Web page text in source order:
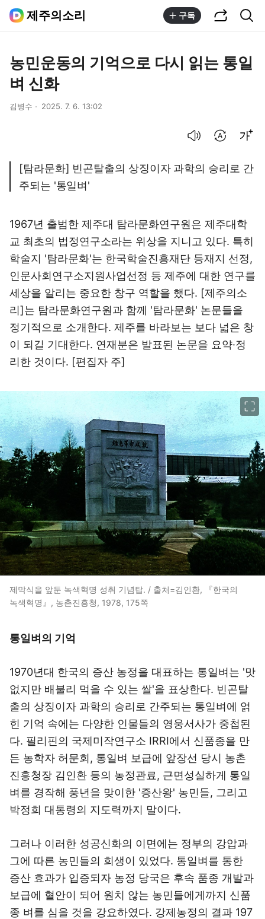
제주의소리 구독
농민운동의 기억으로 다시 읽는 통일
벼 신화
김병수 2025. 7. 6. 13:02
[탐라문화] 빈곤탈출의 상징이자 과학의 승리로 간
주되는 '통일벼'
1967년 출범한 제주대 탐라문화연구원은 제주대학
교 최초의 법정연구소라는 위상을 지니고 있다. 특히
학술지 '탐라문화'는 한국학술진흥재단 등재지 선정,
인문사회연구소지원사업선정 등 제주에 대한 연구를
세상을 알리는 중요한 창구 역할을 했다. [제주의소
리]는 탐라문화연구원과 함께 '탐라문화' 논문들을
정기적으로 소개한다. 제주를 바라보는 보다 넓은 창
이 되길 기대한다. 연재분은 발표된 논문을 요약·정
리한 것이다. [편집자 주]
제막식을 앞둔 녹색혁명 성취 기념탑. / 출처=김인환, 『한국의
녹색혁명』, 농촌진흥청, 1978, 175쪽
통일벼의 기억
1970년대 한국의 증산 농정을 대표하는 통일벼는 '맛
없지만 배불리 먹을 수 있는 쌀'을 표상한다. 빈곤탈
출의 상징이자 과학의 승리로 간주되는 통일벼에 얽
힌 기억 속에는 다양한 인물들의 영웅서사가 중첩된
다. 필리핀의 국제미작연구소 IRRI에서 신품종을 만
든 농학자 허문회, 통일벼 보급에 앞장선 당시 농촌
진흥청장 김인환 등의 농정관료, 근면성실하게 통일
벼를 경작해 풍년을 맞이한 '증산왕' 농민들, 그리고
박정희 대통령의 지도력까지 말이다.
그러나 이러한 성공신화의 이면에는 정부의 강압과
그에 따른 농민들의 희생이 있었다. 통일벼를 통한
증산 효과가 입증되자 농정 당국은 후속 품종 개발과
보급에 혈안이 되어 원치 않는 농민들에게까지 신품
종 벼를 심을 것을 강요하였다. 강제농정의 결과 197